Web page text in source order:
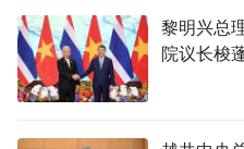
黎明兴总
院议长梭